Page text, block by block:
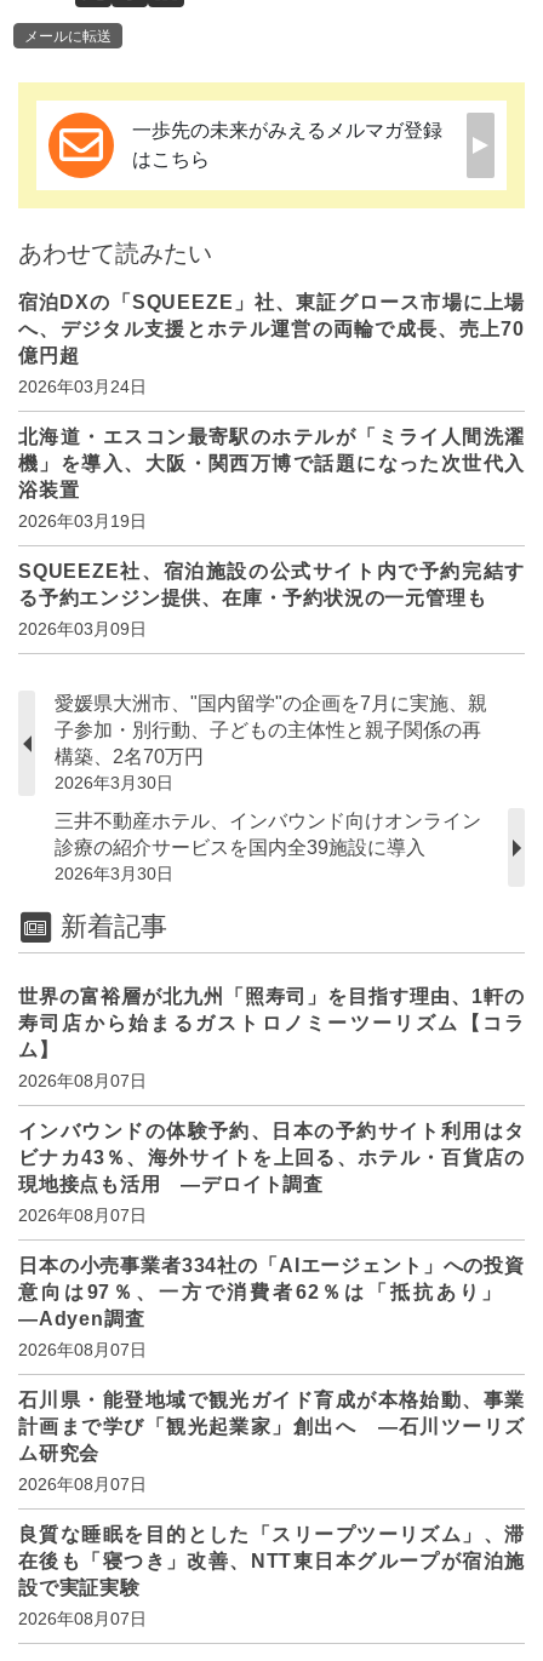
メールに転送
一歩先の未来がみえるメルマガ登録
はこちら
あわせて読みたい
宿泊DXの「SQUEEZE」社、東証グロース市場に上場
へ、デジタル支援とホテル運営の両輪で成長、売上70
億円超
2026年03月24日
北海道・エスコン最寄駅のホテルが「ミライ人間洗濯
機」を導入、大阪・関西万博で話題になった次世代入
浴装置
2026年03月19日
SQUEEZE社、宿泊施設の公式サイト内で予約完結す
る予約エンジン提供、在庫・予約状況の一元管理も
2026年03月09日
愛媛県大洲市、"国内留学"の企画を7月に実施、親
子参加・別行動、子どもの主体性と親子関係の再
構築、2名70万円
2026年3月30日
三井不動産ホテル、インバウンド向けオンライン
診療の紹介サービスを国内全39施設に導入
2026年3月30日
新着記事
世界の富裕層が北九州「照寿司」を目指す理由、1軒の
寿司店から始まるガストロノミーツーリズム【コラ
ム】
2026年08月07日
インバウンドの体験予約、日本の予約サイト利用はタ
ビナカ43％、海外サイトを上回る、ホテル・百貨店の
現地接点も活用 ―デロイト調査
2026年08月07日
日本の小売事業者334社の「AIエージェント」への投資
意向は97％、一方で消費者62％は「抵抗あり」
―Adyen調査
2026年08月07日
石川県・能登地域で観光ガイド育成が本格始動、事業
計画まで学び「観光起業家」創出へ ―石川ツーリズ
ム研究会
2026年08月07日
良質な睡眠を目的とした「スリープツーリズム」、滞
在後も「寝つき」改善、NTT東日本グループが宿泊施
設で実証実験
2026年08月07日